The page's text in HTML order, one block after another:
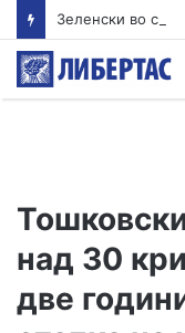
Зеленски во
над 30
две